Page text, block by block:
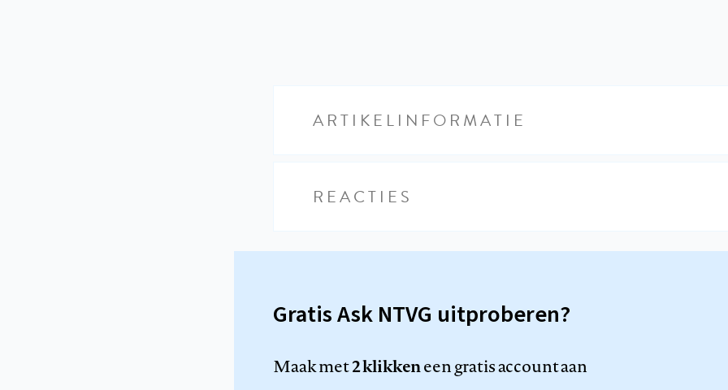
ARTIKELINFORMATIE
REACTIES
Gratis Ask NTVG uitproberen?
Maak met2 klikkeneen gratis account aan